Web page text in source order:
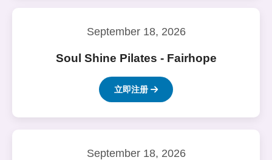
September 18, 2026
Soul Shine Pilates - Fairhope
立即注册
September 18, 2026